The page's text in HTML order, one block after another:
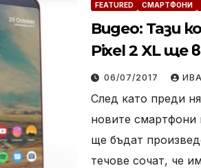
FEATURED СМАРТФОНИ
Видео: Тази
Pixel 2 XL ще
влюбите в
06/07/2017
След като преди
новите смартфони
ще бъдат
течове сочат, че